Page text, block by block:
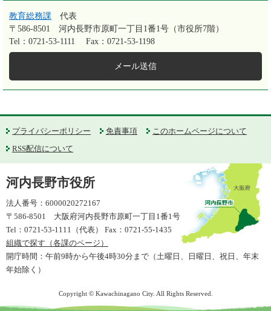
教育総務課
代表
〒586-8501
河内長野市原町一丁目1番1号（市役所7階）
Tel：0721-53-1111
Fax：0721-53-1198
メール送信
プライバシーポリシー 免責事項
このホームページについて
RSS配信について
河内長野市役所
法人番号：6000020272167
〒586-8501 大阪府河内長野市原町一丁目1番1号
Tel：0721-53-1111（代表） Fax：0721-55-1435
組織で探す（各課のページ）
開庁時間：午前9時から午後4時30分まで（土曜日、日曜日、祝日、年末
年始除く）
Copyright © Kawachinagano City. All Rights Reserved.